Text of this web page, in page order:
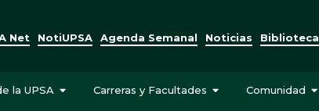
Net NotiUPSA Agenda Semanal Noticias Biblioteca
la UPSA Carreras y Facultades Comunidad